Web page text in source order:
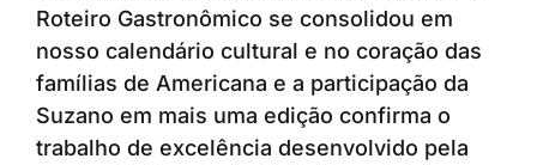
Roteiro Gastronômico se consolidou em
nosso calendário cultural e no coração das
famílias de Americana e a participação da
Suzano em mais uma edição confirma o
trabalho de excelência desenvolvido pela